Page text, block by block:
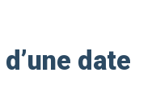
date